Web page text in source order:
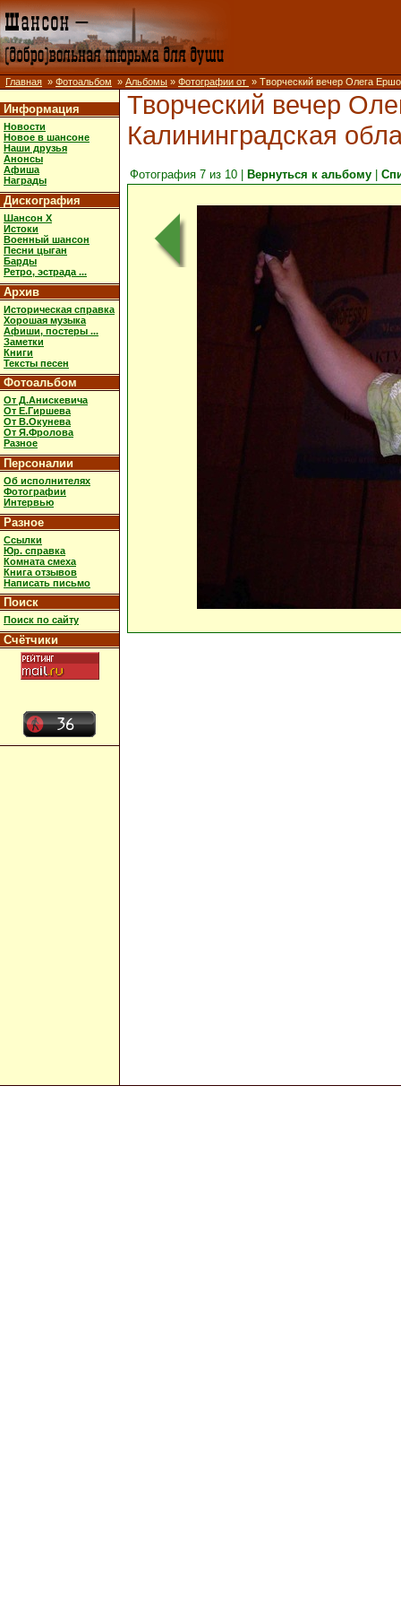
Главная » Фотоальбом » Альбомы » Фотографии от » Творческий вечер Олега
Информация
Новости
Новое в шансоне
Наши друзья
Анонсы
Афиша
Награды
Дискография
Шансон X
Истоки
Военный шансон
Песни цыган
Барды
Ретро, эстрада ...
Архив
Историческая справка
Хорошая музыка
Афиши, постеры ...
Заметки
Книги
Тексты песен
Фотоальбом
От Д.Анискевича
От Е.Гиршева
От В.Окунева
От Я.Фролова
Разное
Персоналии
Об исполнителях
Фотографии
Интервью
Разное
Ссылки
Юр. справка
Комната смеха
Книга отзывов
Написать письмо
Поиск
Поиск по сайту
Счётчики
Творческий вечер
Калининградская
Фотография 7 из 10 | Вернуться к альбому